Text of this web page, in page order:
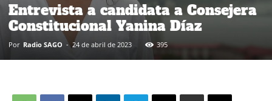
Entrevista a candidata a Consejera
Constitucional Yanina Díaz
Por Radio SAGO - 24 de abril de 2023 395